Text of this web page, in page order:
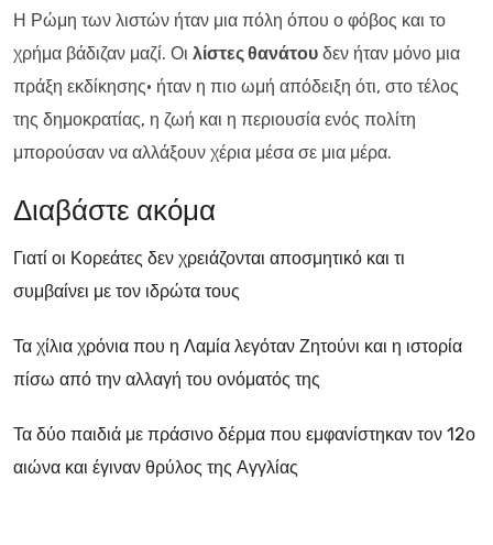
Η Ρώμη των λιστών ήταν μια πόλη όπου ο φόβος και το
χρήμα βάδιζαν μαζί. Οι λίστες θανάτου δεν ήταν μόνο μια
πράξη εκδίκησης· ήταν η πιο ωμή απόδειξη ότι, στο τέλος
της δημοκρατίας, η ζωή και η περιουσία ενός πολίτη
μπορούσαν να αλλάξουν χέρια μέσα σε μια μέρα.
Διαβάστε ακόμα
Γιατί οι Κορεάτες δεν χρειάζονται αποσμητικό και τι
συμβαίνει με τον ιδρώτα τους
Τα χίλια χρόνια που η Λαμία λεγόταν Ζητούνι και η ιστορία
πίσω από την αλλαγή του ονόματός της
Τα δύο παιδιά με πράσινο δέρμα που εμφανίστηκαν τον 12ο
αιώνα και έγιναν θρύλος της Αγγλίας